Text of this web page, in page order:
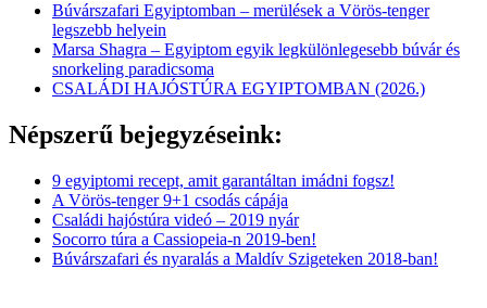
Búvárszafari Egyiptomban – merülések a Vörös-tenger
legszebb helyein
Marsa Shagra – Egyiptom egyik legkülönlegesebb búvár és
snorkeling paradicsoma
CSALÁDI HAJÓSTÚRA EGYIPTOMBAN (2026.)
Népszerű bejegyzéseink:
9 egyiptomi recept, amit garantáltan imádni fogsz!
A Vörös-tenger 9+1 csodás cápája
Családi hajóstúra videó – 2019 nyár
Socorro túra a Cassiopeia-n 2019-ben!
Búvárszafari és nyaralás a Maldív Szigeteken 2018-ban!